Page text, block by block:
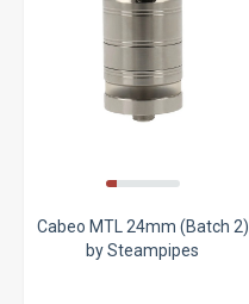
Cabeo MTL 24mm (Batch 2)
by Steampipes